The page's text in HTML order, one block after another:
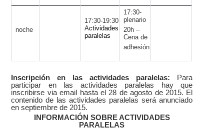
noche
17:30-19:30
Actividades
paralelas
17:30-
plenario
20h –
Cena de
adhesión
Inscripción en las actividades paralelas: Para
participar en las actividades paralelas hay que
inscribirse via email hasta el 28 de agosto de 2015. El
contenido de las actividades paralelas será anunciado
en septiembre de 2015.
INFORMACIÓN SOBRE ACTIVIDADES
PARALELAS